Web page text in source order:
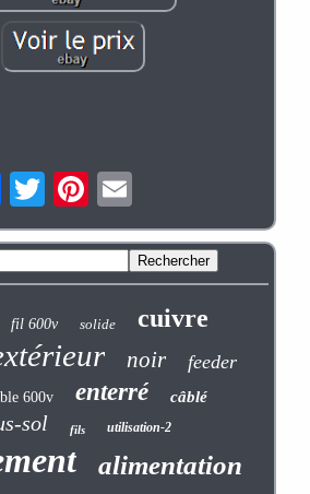
fil 600v solide cuivre
noir feeder
600v enterré câblé
sol fils utilisation-2
alimentation